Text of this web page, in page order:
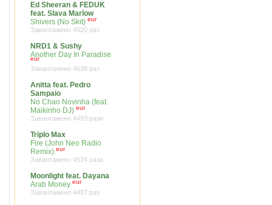
Ed Sheeran & FEDUK
feat. Slava Marlow
Shivers (No Skit) eur
Завантажено 4520 раз
NRD1 & Sushy
Another Day In Paradise
eur
Завантажено 4639 раз
Anitta feat. Pedro
Sampaio
No Chao Novinha (feat.
Maikinho DJ) eur
Завантажено 4493 рази
Triplo Max
Fire (John Neo Radio
Remix) eur
Завантажено 4524 рази
Moonlight feat. Dayana
Arab Money eur
Завантажено 4487 раз